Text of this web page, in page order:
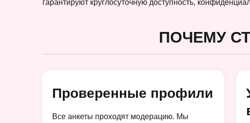
гарантируют круглосуточную доступность,
ПОЧЕМУ
Проверенные профили
Все анкеты проходят модерацию. Мы